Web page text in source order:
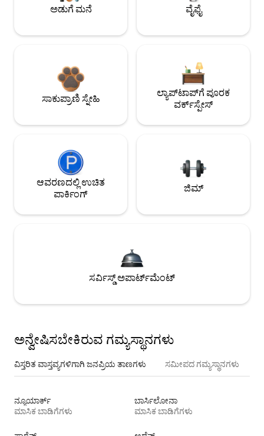
ಅಡುಗೆ ಮನೆ ವೈಫೈ
ಸಾಕುಪ್ರಾಣಿ ಸ್ನೇಹಿ
ಲ್ಯಾಪ್‌ಟಾಪ್‌ಗೆ ಪೂರಕ
ವರ್ಕ್‌ಸ್ಪೇಸ್
ಆವರಣದಲ್ಲಿ ಉಚಿತ
ಪಾರ್ಕಿಂಗ್
ಜಿಮ್
ಸರ್ವಿಸ್ಡ್ ಅಪಾರ್ಟ್‌ಮೆಂಟ್
ಅನ್ವೇಷಿಸಬೇಕಿರುವ ಗಮ್ಯಸ್ಥಾನಗಳು
ವಿಸ್ತರಿತ ವಾಸ್ತವ್ಯಗಳಿಗಾಗಿ ಜನಪ್ರಿಯ ತಾಣಗಳು ಸಮೀಪದ ಗಮ್ಯಸ್ಥಾನಗಳು
ನ್ಯೂಯಾರ್ಕ್
ಮಾಸಿಕ ಬಾಡಿಗೆಗಳು
ಬಾರ್ಸಿಲೋನಾ
ಮಾಸಿಕ ಬಾಡಿಗೆಗಳು